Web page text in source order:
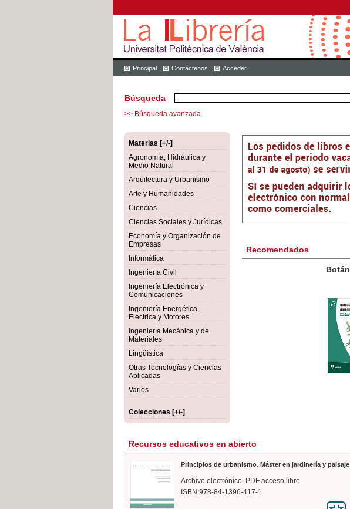
Principal Contáctenos Acceder
Búsqueda
>> Búsqueda avanzada
Materias [+/-]
Agronomía, Hidráulica y
Medio Natural
Arquitectura y Urbanismo
Arte y Humanidades
Ciencias
Ciencias Sociales y Jurídicas
Economía y Organización de
Empresas
Informática
Ingeniería Civil
Ingeniería Electrónica y
Comunicaciones
Ingeniería Energética,
Eléctrica y Motores
Ingeniería Mecánica y de
Materiales
Lingüística
Otras Tecnologías y Ciencias
Aplicadas
Varios
Colecciones [+/-]
Recomendados
Botánica Agroalimentaria
Recursos educativos en abierto
Principios de urbanismo. Máster en jardinería y paisaje
Archivo electrónico. PDF acceso libre
ISBN:978-84-1396-417-1